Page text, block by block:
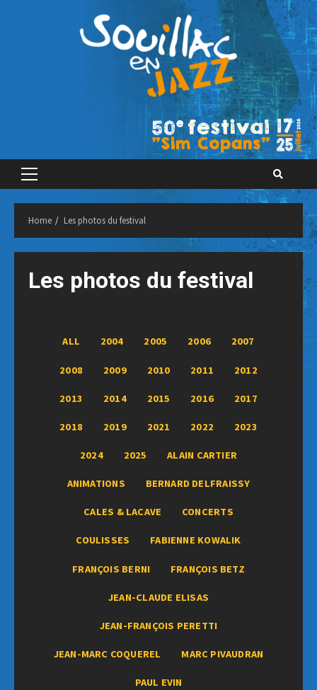
Primary
Home Les photos du festival
Les photos du festival
ALL 2004 2005 2006 2007
2008 2009 2010 2011 2012
2013 2014 2015 2016 2017
2018 2019 2021 2022 2023
2024 2025 ALAIN CARTIER
ANIMATIONS BERNARD DELFRAISSY
CALES & LACAVE CONCERTS
COULISSES FABIENNE KOWALIK
FRANÇOIS BERNI FRANÇOIS BETZ
JEAN-CLAUDE ELISAS
JEAN-FRANÇOIS PERETTI
JEAN-MARC COQUEREL MARC PIVAUDRAN
PAUL EVIN